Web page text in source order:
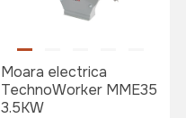
Moara electrica
TechnoWorker MME35
3.5KW